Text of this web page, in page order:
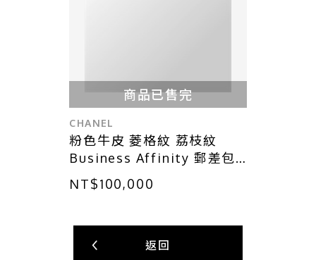
商品已售完
CHANEL
粉色牛皮 菱格紋 荔枝紋
Business Affinity 郵差包
兩用包【CHANEL 香奈兒】
A93607
NT$100,000
返回